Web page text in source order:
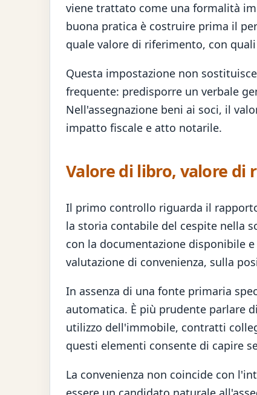
viene trattato come una formalità
buona pratica è costruire prima il
quale valore di riferimento, con
Questa impostazione non
frequente: predisporre un verbale
Nell'assegnazione beni ai soci, il
impatto fiscale e atto notarile.
Valore di libro, valore
Il primo controllo riguarda il
la storia contabile del cespite nella
con la documentazione disponibile
valutazione di convenienza, sulla
In assenza di una fonte primaria
automatica. È più prudente parlare
utilizzo dell'immobile, contratti
questi elementi consente di capire
La convenienza non coincide con